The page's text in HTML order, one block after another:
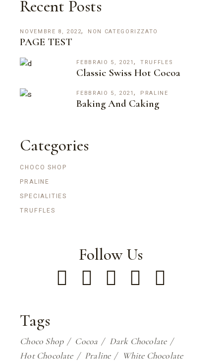
Recent Posts
NOVEMBRE 8, 2022 NON CATEGORIZZATO
PAGE TEST
FEBBRAIO 5, 2021 TRUFFLES
Classic Swiss Hot Cocoa
FEBBRAIO 5, 2021 PRALINE
Baking And Caking
Categories
CHOCO SHOP
PRALINE
SPECIALITIES
TRUFFLES
Follow Us
Tags
Choco Shop Cocoa
Dark Chocolate
Hot Chocolate
Praline White Chocolate